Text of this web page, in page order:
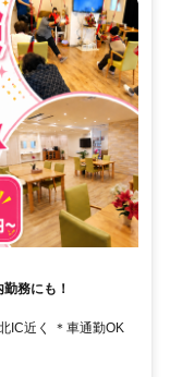
務にも！
IC近く ＊車通勤OK